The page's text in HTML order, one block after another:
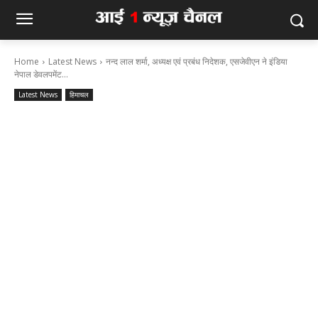
Home Latest News
नन्‍द लाल शर्मा, अध्‍यक्ष एवं प्रबंध निदेशक, एसजेवीएन ने इंडिया
नेपाल डेवलपमेंट...
Latest News हिमाचल